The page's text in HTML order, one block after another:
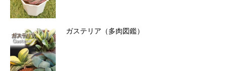
ガステリア（多肉図鑑）